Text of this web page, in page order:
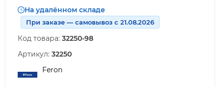
На удалённом складе
При заказе — самовывоз с 21.08.2026
Код товара: 32250-98
Артикул: 32250
Feron